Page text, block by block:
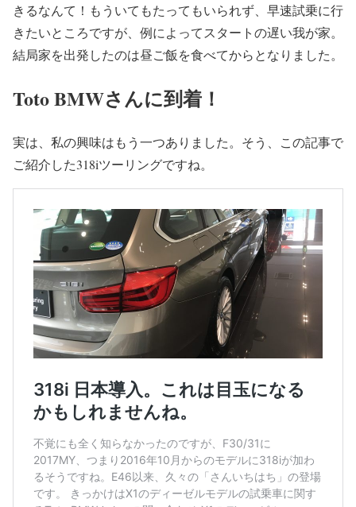
きるなんて！もういてもたってもいられず、早速試乗に行
きたいところですが、例によってスタートの遅い我が家。
結局家を出発したのは昼ご飯を食べてからとなりました。
Toto BMWさんに到着！
実は、私の興味はもう一つありました。そう、この記事で
ご紹介した318iツーリングですね。